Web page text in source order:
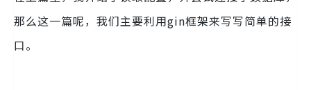
那么这一篇呢，我们主要利用gin框架来写写简单的接
口。